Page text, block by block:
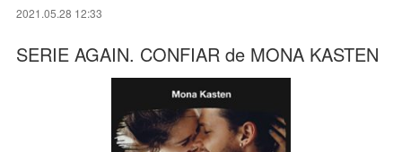
2021.05.28 12:33
SERIE AGAIN. CONFIAR de MONA KASTEN